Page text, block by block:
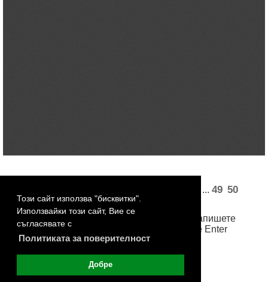
Този сайт използва "бисквитки".
Използвайки този сайт, Вие се
съгласявате с
Политиката за поверителност
Добре
... 49 50
51 52
За достъп до произволна страница, запишете
номера й в бялото поле и натиснете Enter